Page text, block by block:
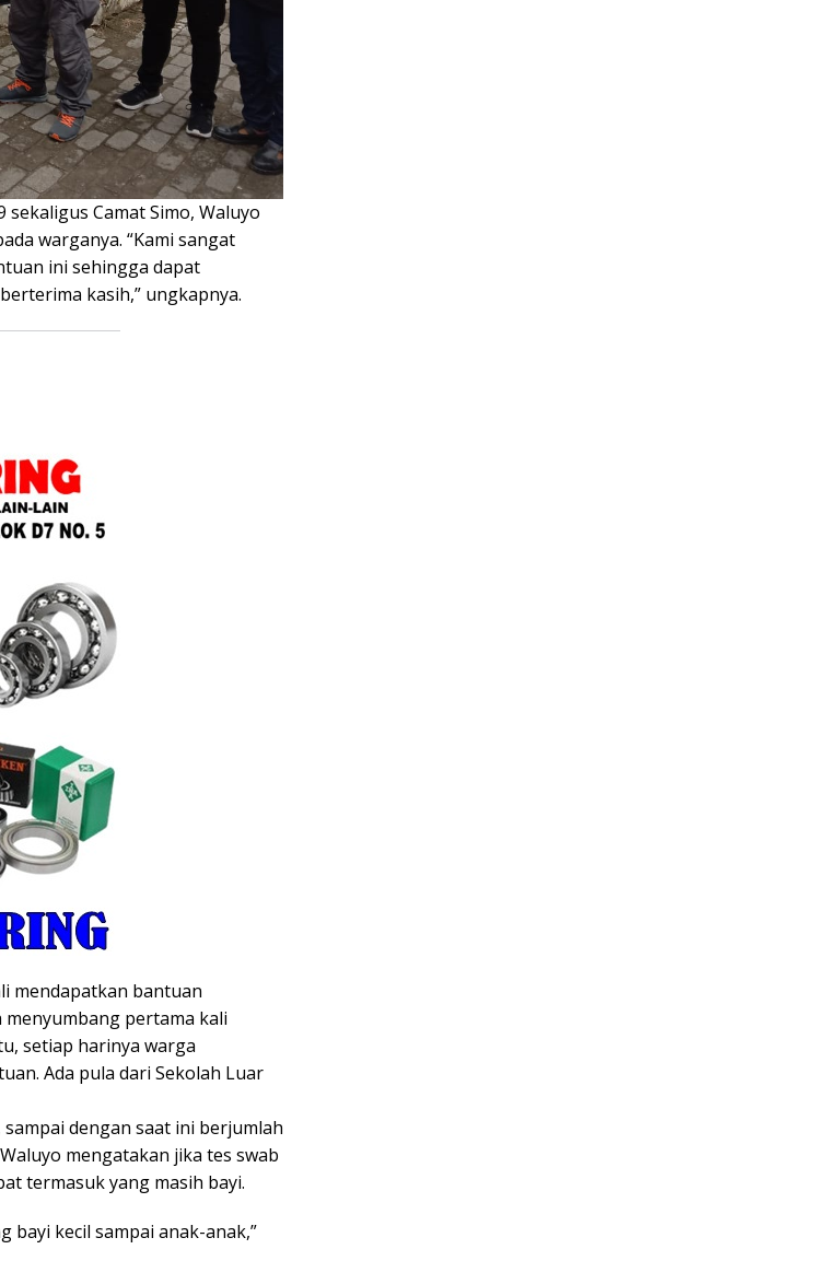
sekaligus Camat Simo, Waluyo
warganya. “Kami sangat
ini sehingga dapat
kasih,” ungkapnya.
mendapatkan bantuan
pertama kali
setiap harinya warga
Ada pula dari Sekolah Luar
dengan saat ini berjumlah
mengatakan jika tes swab
termasuk yang masih bayi.
bayi kecil sampai anak-anak,”